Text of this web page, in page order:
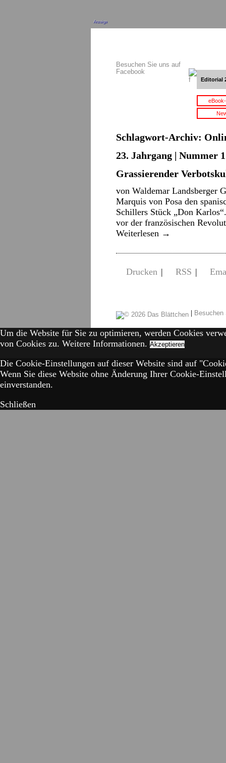
Anzeige
Besuchen Sie uns auf
Facebook
Editorial
Schlagwort-Archiv:
23. Jahrgang | Nummer
Grassierender
von Waldemar Landsberger
Marquis von Posa den
Schillers Stück „Don
vor der französischen
Weiterlesen →
Drucken | RSS |
|
Um die Website für Sie zu optimieren, werden Cookies
von Cookies zu. Weitere Informationen. Akzeptieren
Die Cookie-Einstellungen auf dieser Website sind auf
Wenn Sie diese Website ohne Änderung Ihrer Cookie-
einverstanden.
Schließen